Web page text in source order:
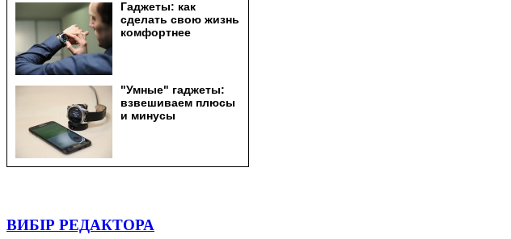
ВИБІР РЕДАКТОРА